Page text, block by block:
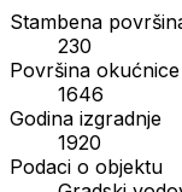
Stambena
230
Površina
1646
Godina izgradnje
1920
Podaci o objektu